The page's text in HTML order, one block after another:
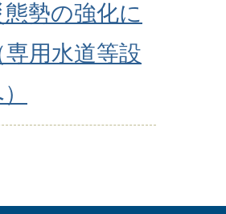
勢の強化に
用水道等設